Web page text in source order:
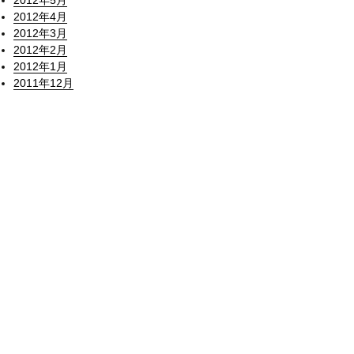
2012年4月
2012年3月
2012年2月
2012年1月
2011年12月